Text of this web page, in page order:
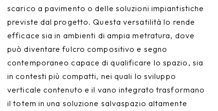
scarico a pavimento o delle soluzioni impiantistiche
previste dal progetto. Questa versatilità lo rende
efficace sia in ambienti di ampia metratura, dove
può diventare fulcro compositivo e segno
contemporaneo capace di qualificare lo spazio, sia
in contesti più compatti, nei quali lo sviluppo
verticale contenuto e il vano integrato trasformano
il totem in una soluzione salvaspazio altamente